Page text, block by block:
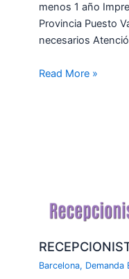
menos 1 año
Provincia Puesto
necesarios
Read More »
Barcelona, Demanda